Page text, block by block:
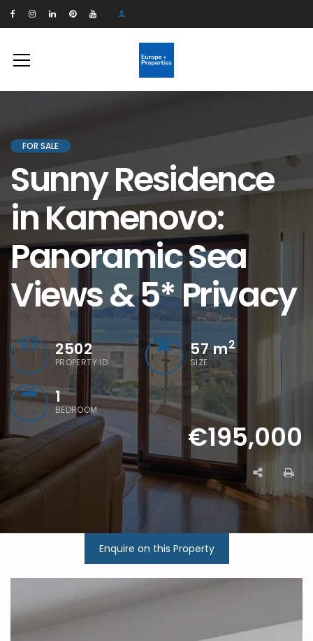
FOR SALE
Sunny Residence
in Kamenovo:
Panoramic Sea
Views & 5* Privacy
2502
PROPERTY ID
57m2
SIZE
1
BEDROOM
€195,000
Enquire on this Property